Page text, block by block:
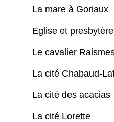
La mare à Goriaux
Eglise et
Le cavalier
La cité Chabaud-
La cité des acacias
La cité Lorette